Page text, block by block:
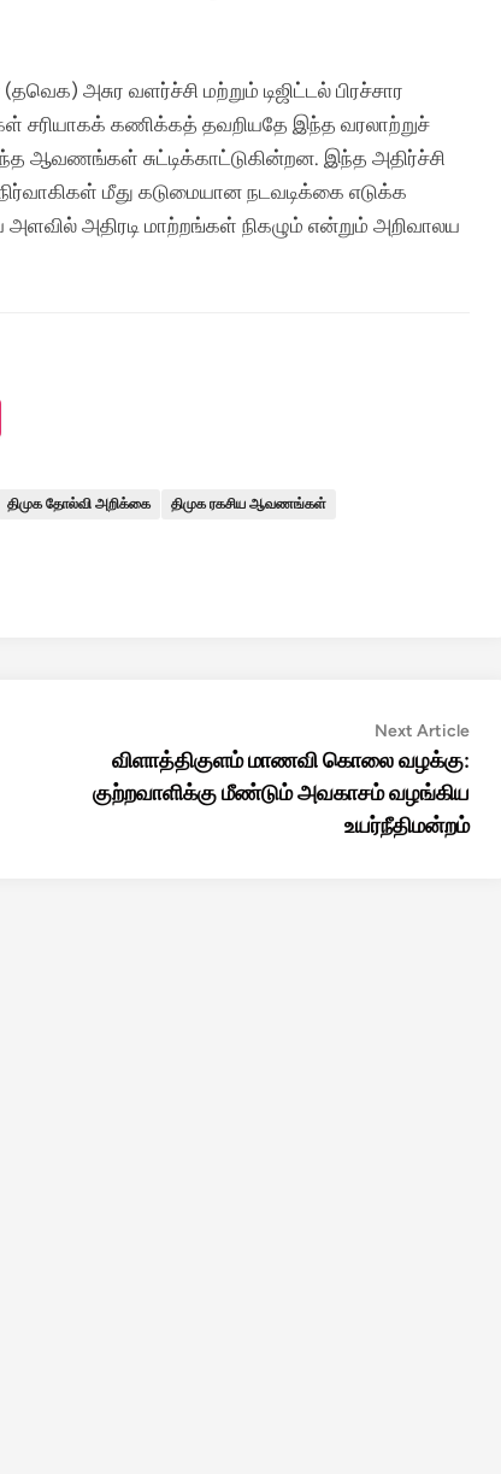
அசுர வளர்ச்சி மற்றும் டிஜிட்டல் பிரச்சார
சரியாகக் கணிக்கத் தவறியதே இந்த வரலாற்றுச்
ஆவணங்கள் சுட்டிக்காட்டுகின்றன. இந்த அதிர்ச்சி
மீது கடுமையான நடவடிக்கை எடுக்க
அளவில் அதிரடி மாற்றங்கள் நிகழும் என்றும் அறிவாலய
திமுக தோல்வி அறிக்கை
திமுக ரகசிய ஆவணங்கள்
Next ArticleNext
விளாத்திகுளம் மாணவி கொலை வழக்கு:
குற்றவாளிக்கு மீண்டும் அவகாசம் வழங்கிய
உயர்நீதிமன்றம்